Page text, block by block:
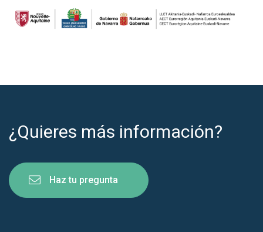
¿Quieres más información?
Haz tu pregunta